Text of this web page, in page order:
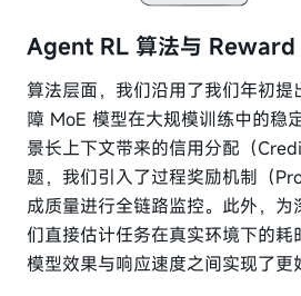
Agent RL 算法与 Reward
算法层面，我们沿用了我们年初提
障 MoE 模型在大规模训练中的稳
景长上下文带来的信用分配（
题，我们引入了过程奖励机制（
成质量进行全链路监控。此外，
们直接估计任务在真实环境下的
模型效果与响应速度之间实现了更